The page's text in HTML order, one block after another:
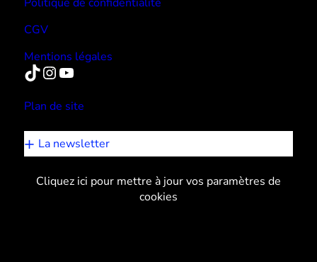
CGV
Mentions légales
TikTok InstagramYouTube
Plan de site
La newsletter
Cliquez ici pour mettre à jour vos paramètres de
cookies